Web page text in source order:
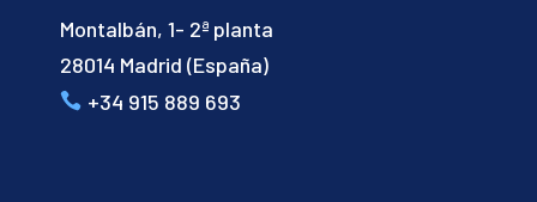
Montalbán, 1- 2ª planta
28014 Madrid (España)
+34 915 889 693